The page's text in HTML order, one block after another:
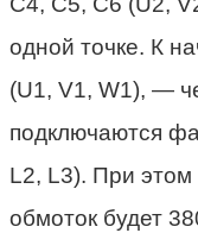
одной точке. К
(U1, V1, W1), —
подключаются
L2, L3). При
обмоток будет